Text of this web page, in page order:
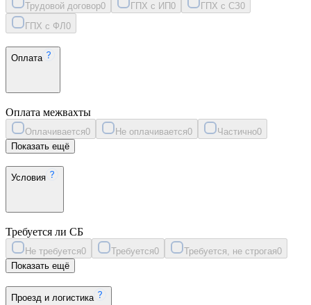
Трудовой договор0 ГПХ с ИП0 ГПХ с СЗ0
ГПХ с ФЛ 0
Оплата
Оплата межвахты
Оплачивается0 Не оплачивается0 Частично0
Показать ещё
Условия
Требуется ли СБ
Не требуется0 Требуется0 Требуется, не строгая0
Показать ещё
Проезд и логистика